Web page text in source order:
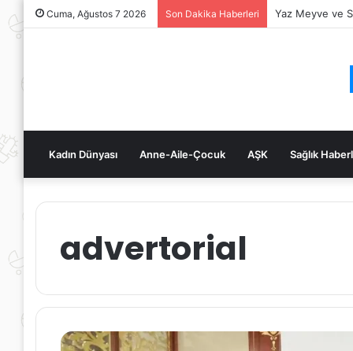
Cuma, Ağustos 7 2026 Son Dakika Haberleri Yaz Meyve ve
Kadın Dünyası Anne-Aile-Çocuk AŞK Sağlık
advertorial